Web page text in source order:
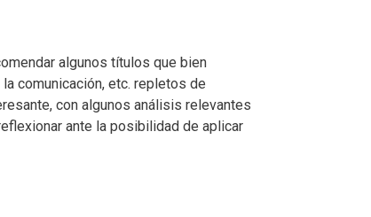
algunos títulos que bien
comunicación, etc. repletos de
con algunos análisis relevantes
ante la posibilidad de aplicar